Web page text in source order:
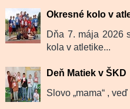
Okresné kolo v
Dňa 7. mája 2026
kola v atletike...
Deň Matiek v ŠKD
Slovo „mama“ ,